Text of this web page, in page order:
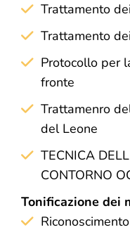
Trattamento
Trattamento
Protocollo per
fronte
Trattamenro
del Leone
TECNICA
CONTORNO
Tonificazione dei